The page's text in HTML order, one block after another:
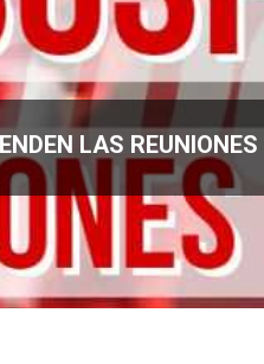
LAS